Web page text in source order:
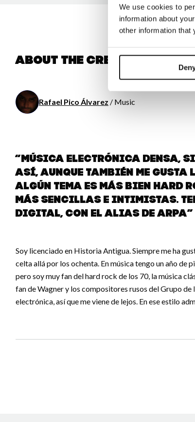
We use cookies to
information about
other information that
About the creator
Rafael Pico Álvarez / Music
“Música electrónica densa,
así, aunque también me
algún tema es más bien hard
más sencillas e intimistas.
digital, con el alias de aRPA”
Soy licenciado en Historia Antigua. Siempre me ha
celta allá por los ochenta. En música tengo un año de
pero soy muy fan del hard rock de los 70, la música
fan de Wagner y los compositores rusos del Grupo
electrónica, así que me viene de lejos. En ese estilo